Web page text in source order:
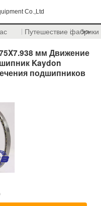
Co.,Ltd
Путешествие фабрики
>>
мм Движение
Kaydon
подшипников